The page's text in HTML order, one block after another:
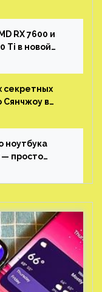
RX 7600 и
Ti в новой
секретных
Сянчжоу в
ноутбука
— просто